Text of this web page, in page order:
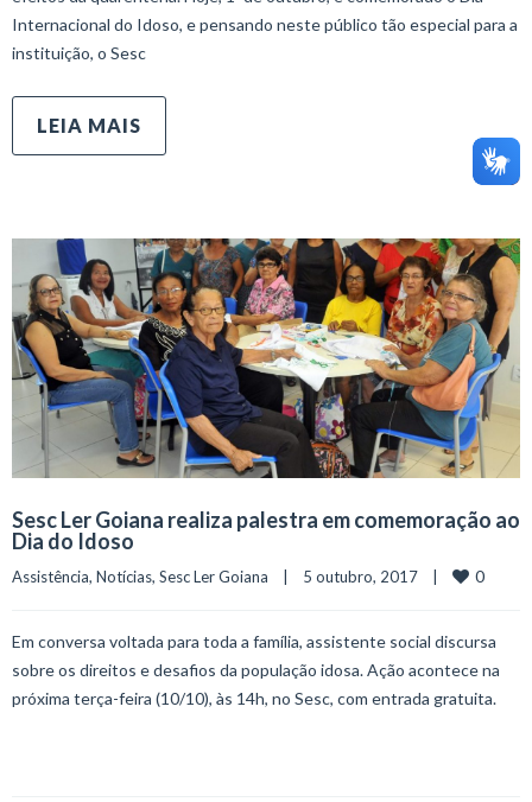
Internacional do Idoso, e pensando neste público tão especial para a
instituição, o Sesc
LEIA MAIS
Sesc Ler Goiana realiza palestra em comemoração ao
Dia do Idoso
Assistência, Notícias, Sesc Ler Goiana
    |    5 outubro, 2017    |
0
Em conversa voltada para toda a família, assistente social discursa
sobre os direitos e desafios da população idosa. Ação acontece na
próxima terça-feira (10/10), às 14h, no Sesc, com entrada gratuita.